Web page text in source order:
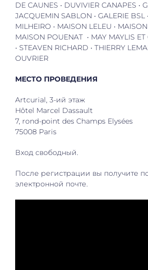
DE CAUNES • DUVIVIER CANAPES •
JACQUEMIN SABLON • GALERIE BSL
MILHEIRO • MAISON LELEU •
MAISON POUENAT • MAY MAYLIS ET
• STEAVEN RICHARD • THIERRY
OUVRIER
МЕСТО ПРОВЕДЕНИЯ
Artcurial, 3-ий этаж
Hôtel Marcel Dassault
7, rond-point des Champs Elysées
75008 Paris
Вход свободный.
После регистрации вы получите
электронной почте.